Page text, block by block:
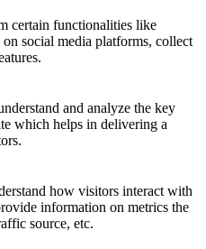
certain functionalities like
social media platforms, collect
and analyze the key
which helps in delivering a
how visitors interact with
information on metrics the
source, etc.